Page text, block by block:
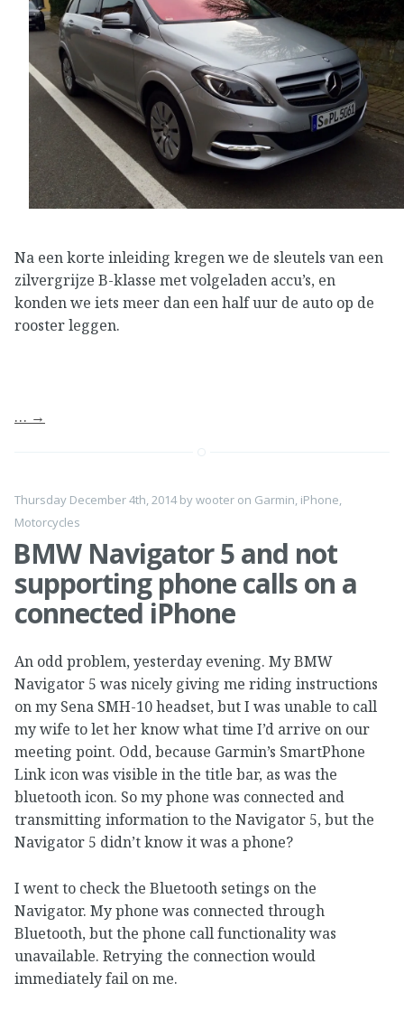
Na een korte inleiding kregen we de sleutels van een
zilvergrijze B-klasse met volgeladen accu’s, en
konden we iets meer dan een half uur de auto op de
rooster leggen.
… →
Thursday December 4th, 2014bywooter on Garmin, iPhone,
Motorcycles
BMW Navigator 5 and not
supporting phone calls on a
connected iPhone
An odd problem, yesterday evening. My BMW
Navigator 5 was nicely giving me riding instructions
on my Sena SMH-10 headset, but I was unable to call
my wife to let her know what time I’d arrive on our
meeting point. Odd, because Garmin’s SmartPhone
Link icon was visible in the title bar, as was the
bluetooth icon. So my phone was connected and
transmitting information to the Navigator 5, but the
Navigator 5 didn’t know it was a phone?
I went to check the Bluetooth setings on the
Navigator. My phone was connected through
Bluetooth, but the phone call functionality was
unavailable. Retrying the connection would
immediately fail on me.